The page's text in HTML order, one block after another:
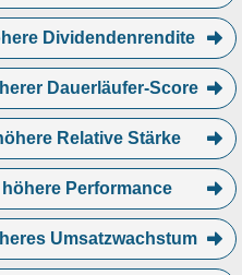
Dividendenrendite
Dauerläufer-Score
Relative Stärke
höhere Performance
Umsatzwachstum